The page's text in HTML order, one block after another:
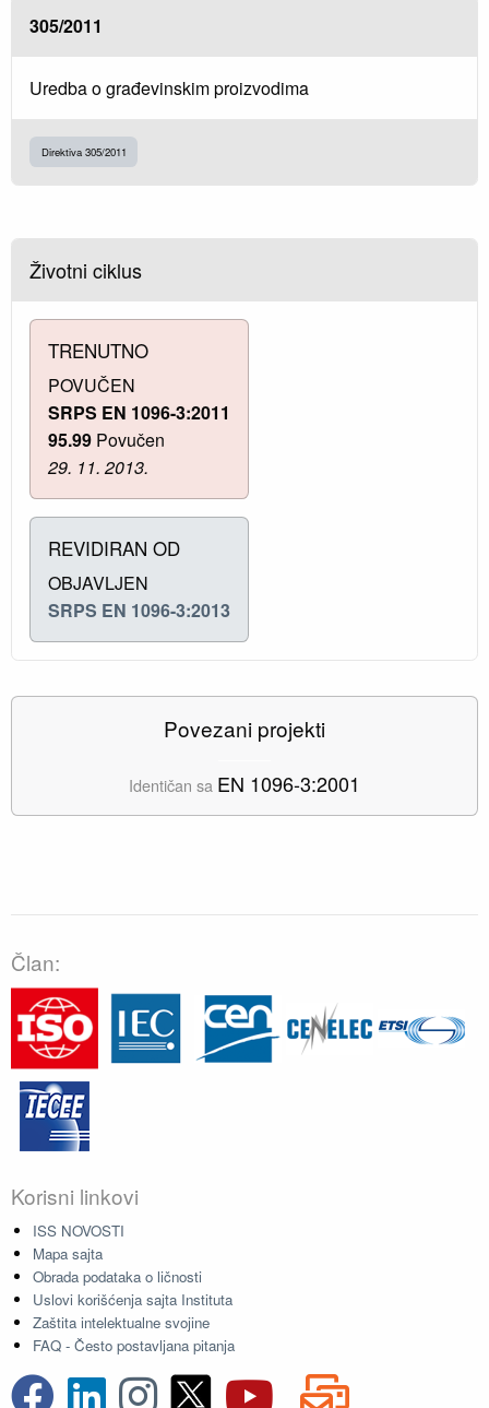
305/2011
Uredba o građevinskim proizvodima
Direktiva 305/2011
Životni ciklus
TRENUTNO
POVUČEN
SRPS EN 1096-3:2011
95.99 Povučen
29. 11. 2013.
REVIDIRAN OD
OBJAVLJEN
SRPS EN 1096-3:2013
Povezani projekti
Identičan sa EN 1096-3:2001
Član:
Korisni linkovi
ISS NOVOSTI
Mapa sajta
Obrada podataka o ličnosti
Uslovi korišćenja sajta Instituta
Zaštita intelektualne svojine
FAQ - Često postavljana pitanja